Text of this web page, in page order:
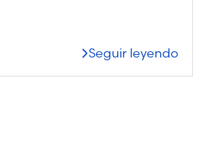
Seguir leyendo